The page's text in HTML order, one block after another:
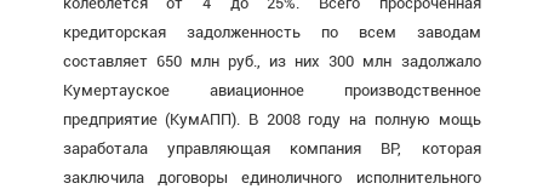
кредиторская задолженность по всем заводам
составляет 650 млн руб., из них 300 млн задолжало
Кумертауское авиационное производственное
предприятие (Кум­АПП). В 2008 году на полную мощь
заработала управляющая компания ВР, которая
заключила договоры единоличного исполнительного